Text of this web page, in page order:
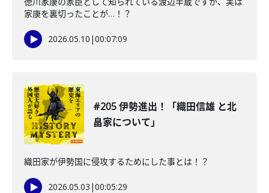
家康を裏切ったことが…！？
2026.05.10 |00:07:09
#205 伊勢進出！「織田信雄 と北
畠家について」
織田家が伊勢国に侵攻するためにした事とは！？
2026.05.03 |00:05:29